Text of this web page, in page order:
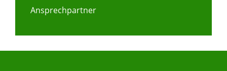
Ansprechpartner